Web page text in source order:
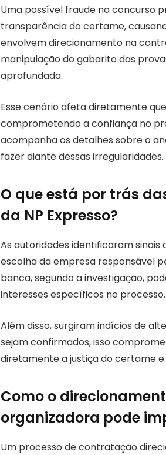
Uma possível fraude no concurso
transparência do certame,
envolvem direcionamento na
manipulação do gabarito das
aprofundada.
Esse cenário afeta diretamente
comprometendo a confiança no
acompanha os detalhes sobre o
fazer diante dessas irregularidades.
O que está por trás
da NP Expresso?
As autoridades identificaram
escolha da empresa responsável
banca, segundo a investigação,
interesses específicos no processo.
Além disso, surgiram indícios de
sejam confirmados, isso
diretamente a justiça do certame
Como o
organizadora pode
Um processo de contratação